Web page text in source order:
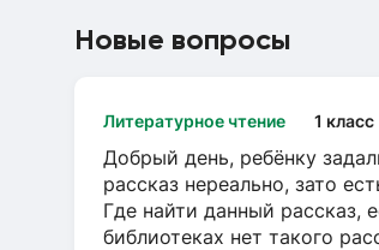
Новые вопросы
Литературное чтение 1 класс
Добрый день, ребёнку
рассказ нереально, зато
Где найти данный рассказ,
библиотеках нет такого